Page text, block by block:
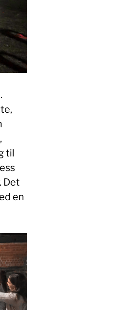
til
Det
en